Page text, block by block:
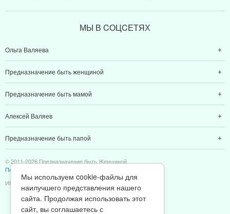
МЫ В CОЦCЕТЯХ
Ольга Валяева
Предназначение быть женщиной
Предназначение быть мамой
Алексей Валяев
Предназначение быть папой
© 2011-2026 Предназначение быть Женщиной
Политика конфиденциальности
ИП Валяев А. В. | ИНН 380111808709
Мы используем cookie-файлы для
наилучшего представления нашего
сайта. Продолжая использовать этот
сайт, вы соглашаетесь с